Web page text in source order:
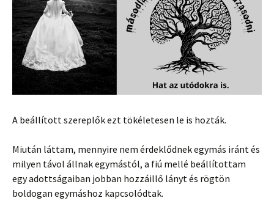
A beállított szereplők ezt tökéletesen le is hozták.
Miután láttam, mennyire nem érdeklődnek egymás iránt és
milyen távol állnak egymástól, a fiú mellé beállítottam
egy adottságaiban jobban hozzáillő lányt és rögtön
boldogan egymáshoz kapcsolódtak.